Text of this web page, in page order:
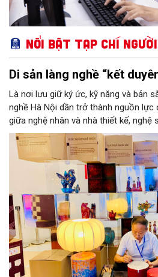
Nổi bật Tạp chí Người
Di sản làng nghề “kết
Là nơi lưu giữ ký ức, kỹ năng và bản
nghề Hà Nội dần trở thành nguồn
giữa nghệ nhân và nhà thiết kế, nghệ
năng phát triển mới cho thủ công
sản. Từ những cuộc “kết duyên” đầy
khơi thông mạch ngầm của hệ sinh
thành động lực bền vững cho tương